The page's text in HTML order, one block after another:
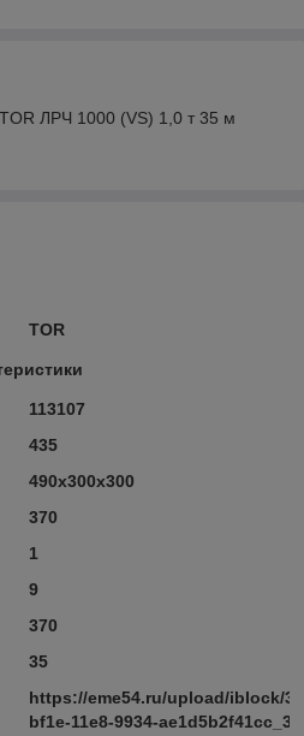
ЛРЧ 1000 (VS) 1,0 т 35 м
TOR
113107
435
490х300х300
370
1
9
370
35
https://eme54.ru/upload/iblock/
bf1e-11e8-9934-